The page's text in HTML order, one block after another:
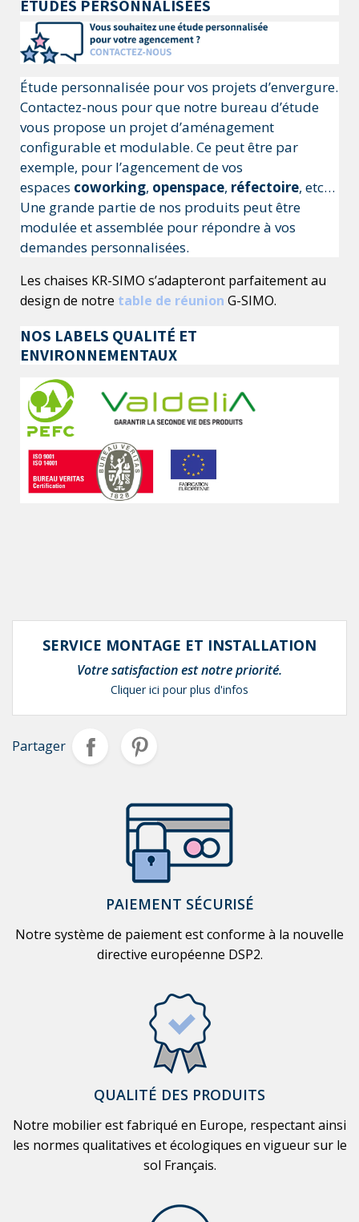
ÉTUDES PERSONNALISÉES
Étude personnalisée pour vos projets d’envergure.
Contactez-nous pour que notre bureau d’étude
vous propose un projet d’aménagement
configurable et modulable. Ce peut être par
exemple, pour l’agencement de vos
espaces coworking, openspace, réfectoire, etc…
Une grande partie de nos produits peut être
modulée et assemblée pour répondre à vos
demandes personnalisées.
Les chaises KR-SIMO s’adapteront parfaitement au
design de notre table de réunion G-SIMO.
NOS LABELS QUALITÉ ET
ENVIRONNEMENTAUX
SERVICE MONTAGE ET INSTALLATION
Votre satisfaction est notre priorité.
Cliquer ici pour plus d'infos
Partager
PAIEMENT SÉCURISÉ
Notre système de paiement est conforme à la nouvelle
directive européenne DSP2.
QUALITÉ DES PRODUITS
Notre mobilier est fabriqué en Europe, respectant ainsi
les normes qualitatives et écologiques en vigueur sur le
sol Français.